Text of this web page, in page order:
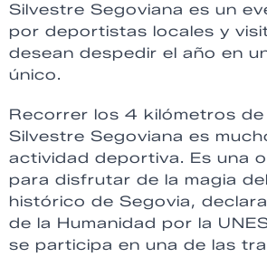
Silvestre Segoviana es un
por deportistas locales y
desean despedir el año en
único.
Recorrer los 4 kilómetros de
Silvestre Segoviana es
actividad deportiva. Es una
para disfrutar de la magia
histórico de Segovia,
de la Humanidad por la
se participa en una de las